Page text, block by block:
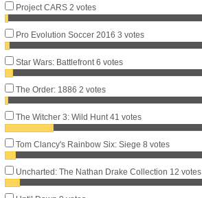
Project CARS 2 votes
Pro Evolution Soccer 2016 3 votes
Star Wars: Battlefront 6 votes
The Order: 1886 2 votes
The Witcher 3: Wild Hunt 41 votes
Tom Clancy's Rainbow Six: Siege 8 votes
Uncharted: The Nathan Drake Collection 12 votes